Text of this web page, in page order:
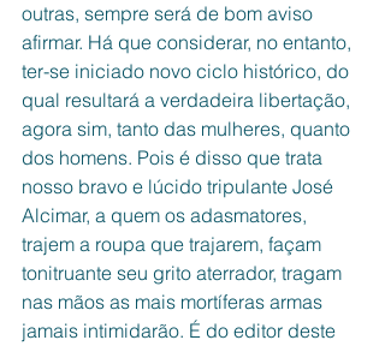
outras, sempre será de bom aviso
afirmar. Há que considerar, no entanto,
ter-se iniciado novo ciclo histórico, do
qual resultará a verdadeira libertação,
agora sim, tanto das mulheres, quanto
dos homens. Pois é disso que trata
nosso bravo e lúcido tripulante José
Alcimar, a quem os adasmatores,
trajem a roupa que trajarem, façam
tonitruante seu grito aterrador, tragam
nas mãos as mais mortíferas armas
jamais intimidarão. É do editor deste